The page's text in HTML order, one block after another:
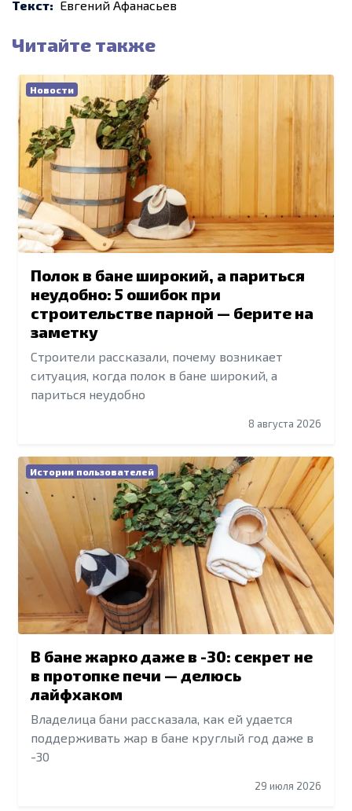
Текст: Евгений Афанасьев
Читайте также
Новости
Полок в бане широкий, а париться
неудобно: 5 ошибок при
строительстве парной — берите на
заметку
Строители рассказали, почему возникает
ситуация, когда полок в бане широкий, а
париться неудобно
8 августа 2026
Истории пользователей
В бане жарко даже в -30: секрет не
в протопке печи — делюсь
лайфхаком
Владелица бани рассказала, как ей удается
поддерживать жар в бане круглый год даже в
-30
29 июля 2026